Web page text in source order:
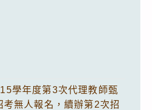
學年度第3次代理教師甄
無人報名，續辦第2次招